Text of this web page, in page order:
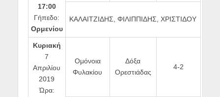
17:00
Γήπεδο:
Ορμενίου
ΚΑΛΑΙΤΖΙΔΗΣ, ΦΙΛΙΠΠΙΔΗΣ, ΧΡΙΣΤΙΔΟΥ
Κυριακή
7
Απριλίου
2019
Ώρα:
Ομόνοια
Φυλακίου
Δόξα
Ορεστιάδας
4-2